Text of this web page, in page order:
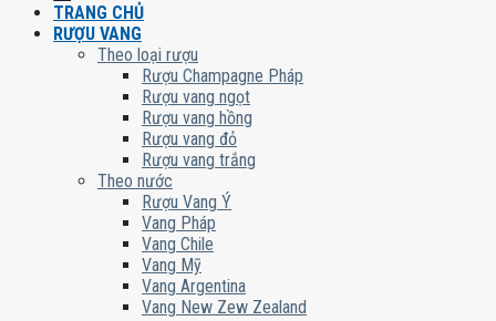
TRANG CHỦ
RƯỢU VANG
Theo loại rượu
Rượu Champagne Pháp
Rượu vang ngọt
Rượu vang hồng
Rượu vang đỏ
Rượu vang trắng
Theo nước
Rượu Vang Ý
Vang Pháp
Vang Chile
Vang Mỹ
Vang Argentina
Vang New Zew Zealand